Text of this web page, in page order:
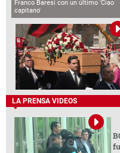
Franco Baresi con un último 'Ciao
capitano'
LA PRENSA VIDEOS